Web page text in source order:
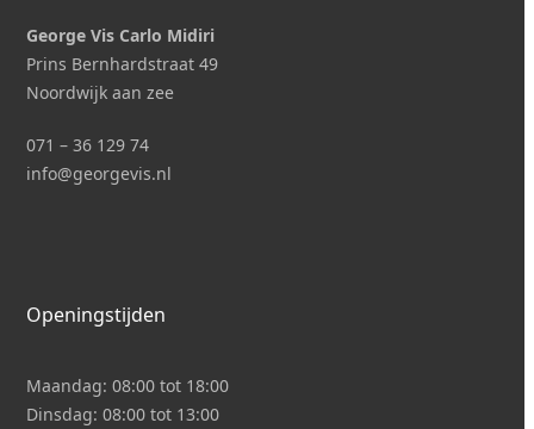
George Vis Carlo Midiri
Prins Bernhardstraat 49
Noordwijk aan zee
071 – 36 129 74
info@georgevis.nl
Openingstijden
Maandag:08:00 tot 18:00
Dinsdag:08:00 tot 13:00